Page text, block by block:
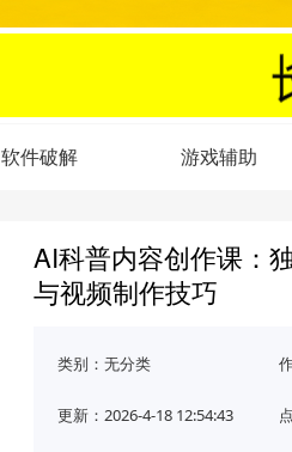
软件破解 游戏辅助
AI科普内容创作课：
与视频制作技巧
类别： 无分类
更新：2026-4-18 12:54:43